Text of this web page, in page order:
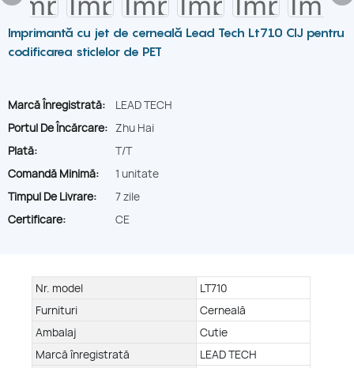
Imprimantă cu jet de cerneală Lead Tech Lt710 CIJ pentru
codificarea sticlelor de PET
Marcă Înregistrată:
LEAD TECH
Portul De Încărcare: Zhu Hai
Plată:
T/T
Comandă Minimă:
1 unitate
Timpul De Livrare:
7 zile
Certificare:
CE
Nr. model
LT710
Furnituri
Cerneală
Ambalaj
Cutie
Marcă înregistrată
LEAD TECH